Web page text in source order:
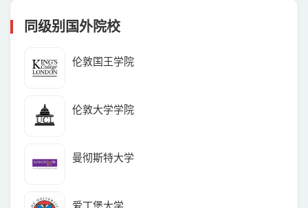
同级别国外院校
伦敦国王学院
伦敦大学学院
曼彻斯特大学
爱丁堡大学